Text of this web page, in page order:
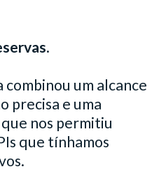
.
combinou um alcance
precisa e uma
nos permitiu
que tínhamos